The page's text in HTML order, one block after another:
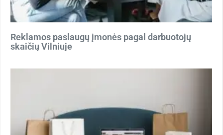
Reklamos paslaugų įmonės pagal darbuotojų
skaičių Vilniuje